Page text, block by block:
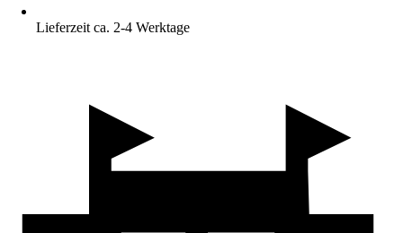
Lieferzeit ca. 2-4 Werktage